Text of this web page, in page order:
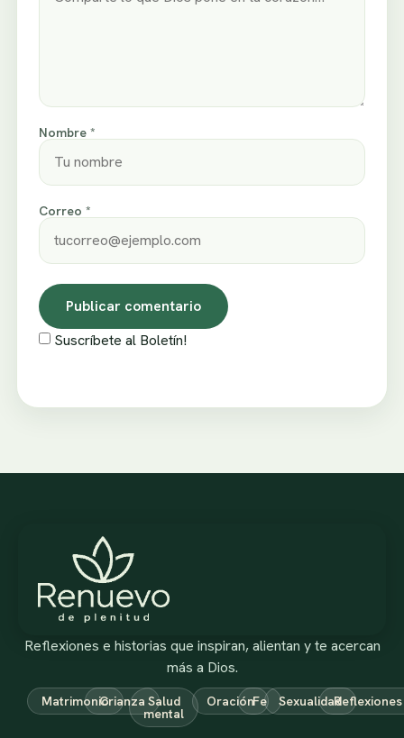
Nombre *
Correo *
Suscríbete al Boletín!
Reflexiones e historias que inspiran, alientan y te acercan
más a Dios.
MatrimonioCrianza Salud
mental
OraciónFe SexualidadReflexiones